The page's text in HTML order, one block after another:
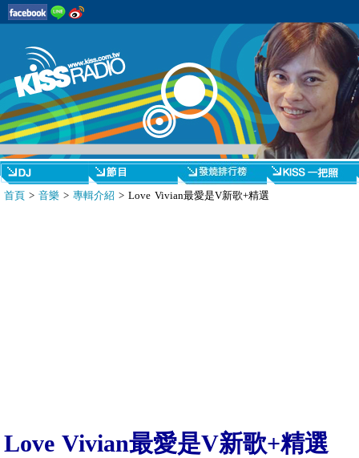
首頁 > 音樂 > 專輯介紹 > Love Vivian最愛是V新歌+精選
Love Vivian最愛是V新歌+精選